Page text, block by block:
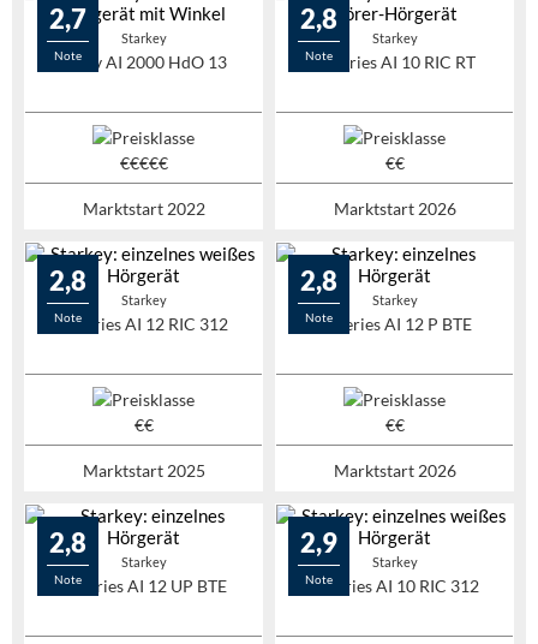
2,7
Note
Starkey
Evolv AI 2000 HdO 13
Marktstart 2022
2,8
Note
Starkey
G-Series AI 10 RIC RT
Marktstart 2026
2,8
Note
Starkey
G-Series AI 12 RIC 312
Marktstart 2025
2,8
Note
Starkey
G-Series AI 12 P BTE
Marktstart 2026
2,8
Note
Starkey
G-Series AI 12 UP BTE
2,9
Note
Starkey
G-Series AI 10 RIC 312